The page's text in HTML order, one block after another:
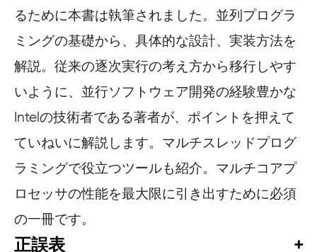
るために本書は執筆されました。並列プログラ
ミングの基礎から、具体的な設計、実装方法を
解説。従来の逐次実行の考え方から移行しやす
いように、並行ソフトウェア開発の経験豊かな
Intelの技術者である著者が、ポイントを押えて
ていねいに解説します。マルチスレッドプログ
ラミングで役立つツールも紹介。マルチコアプ
ロセッサの性能を最大限に引き出すために必須
の一冊です。
正誤表